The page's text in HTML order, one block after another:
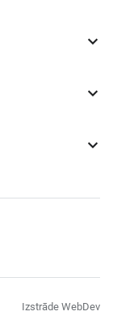
Izstrāde WebDev